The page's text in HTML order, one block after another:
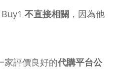
不直接相關 ，因為他
家評價良好的代購平台公